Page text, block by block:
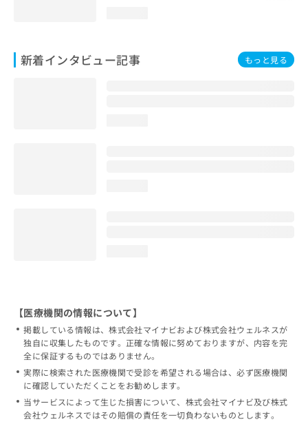
新着インタビュー記事 もっと見る
【医療機関の情報について】
掲載している情報は、株式会社マイナビおよび株式会社ウェルネスが
独自に収集したものです。正確な情報に努めておりますが、内容を完
全に保証するものではありません。
実際に検索された医療機関で受診を希望される場合は、必ず医療機関
に確認していただくことをお勧めします。
当サービスによって生じた損害について、株式会社マイナビ及び株式
会社ウェルネスではその賠償の責任を一切負わないものとします。